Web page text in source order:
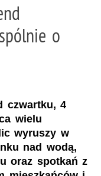
o
czwartku, 4
wielu
wyruszy w
nad wodą,
oraz spotkań z